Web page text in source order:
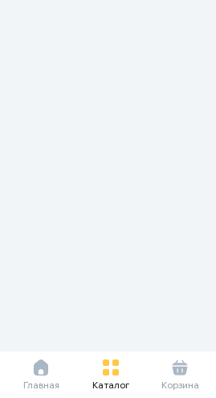
Главная Каталог Корзина